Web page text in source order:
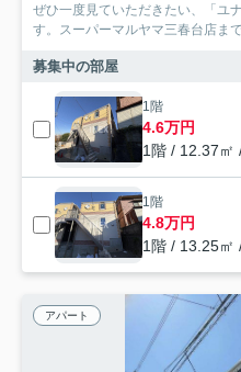
ぜひ一度見ていただきたい、「ユ
す。スーパーマルヤマ三春台店ま
募集中の部屋
1階
4.6万円
1階 / 12.37㎡
1階
4.8万円
1階 / 13.25㎡
アパート